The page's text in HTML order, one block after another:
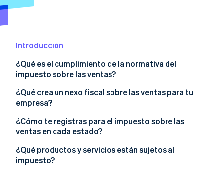
Mirar ahora
Introducción
¿Qué es el cumplimiento de la normativa del
impuesto sobre las ventas?
¿Qué crea un nexo fiscal sobre las ventas para tu
empresa?
Nexo físico
¿Cómo te registras para el impuesto sobre las
ventas en cada estado?
¿Qué productos y servicios están sujetos al
impuesto?